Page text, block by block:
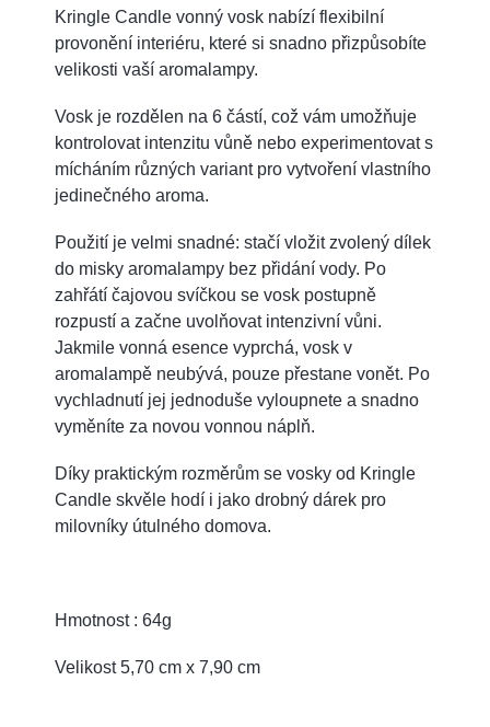
Kringle Candle vonný vosk nabízí flexibilní
provonění interiéru, které si snadno přizpůsobíte
velikosti vaší aromalampy.
Vosk je rozdělen na 6 částí, což vám umožňuje
kontrolovat intenzitu vůně nebo experimentovat s
mícháním různých variant pro vytvoření vlastního
jedinečného aroma.
Použití je velmi snadné: stačí vložit zvolený dílek
do misky aromalampy bez přidání vody. Po
zahřátí čajovou svíčkou se vosk postupně
rozpustí a začne uvolňovat intenzivní vůni.
Jakmile vonná esence vyprchá, vosk v
aromalampě neubývá, pouze přestane vonět. Po
vychladnutí jej jednoduše vyloupnete a snadno
vyměníte za novou vonnou náplň.
Díky praktickým rozměrům se vosky od Kringle
Candle skvěle hodí i jako drobný dárek pro
milovníky útulného domova.
Hmotnost : 64g
Velikost 5,70 cm x 7,90 cm